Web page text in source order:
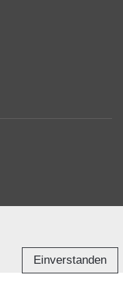
Einverstanden